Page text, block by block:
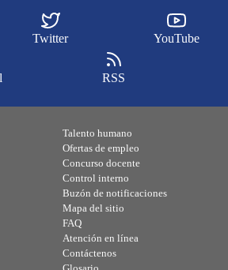
Twitter YouTube
RSS
Talento humano
Ofertas de empleo
Concurso docente
Control interno
Buzón de notificaciones
Mapa del sitio
FAQ
Atención en línea
Contáctenos